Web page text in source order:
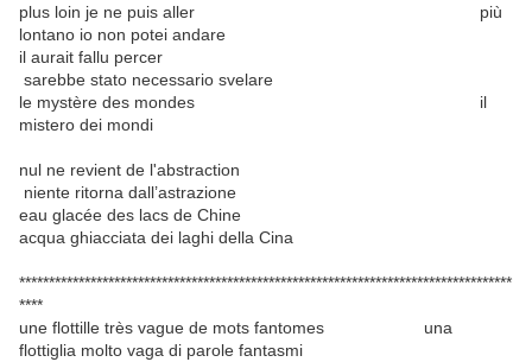
plus loin je ne puis aller più
lontano io non potei andare
il aurait fallu percer
sarebbe stato necessario svelare
le mystère des mondes il
mistero dei mondi
nul ne revient de l'abstraction
niente ritorna dall’astrazione
eau glacée des lacs de Chine
acqua ghiacciata dei laghi della Cina
***********************************************************************************
****
une flottille très vague de mots fantomes una
flottiglia molto vaga di parole fantasmi